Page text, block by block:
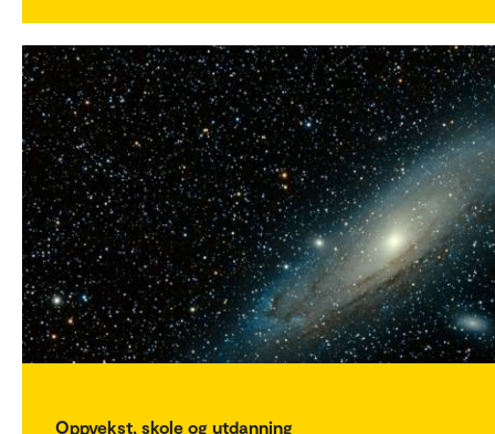
Oppvekst, skole og utdanning